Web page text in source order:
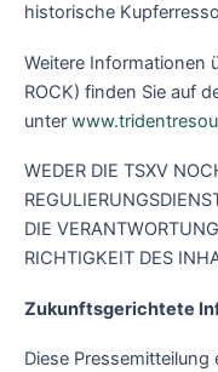
historische
Weitere Informationen
ROCK) finden Sie auf
unter
WEDER DIE TSXV
DIE
RICHTIGKEIT DES
Zukunftsgerichtete
Diese